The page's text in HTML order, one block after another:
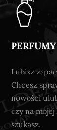
Lubisz
Chcesz
nowości
czy na
szukasz.